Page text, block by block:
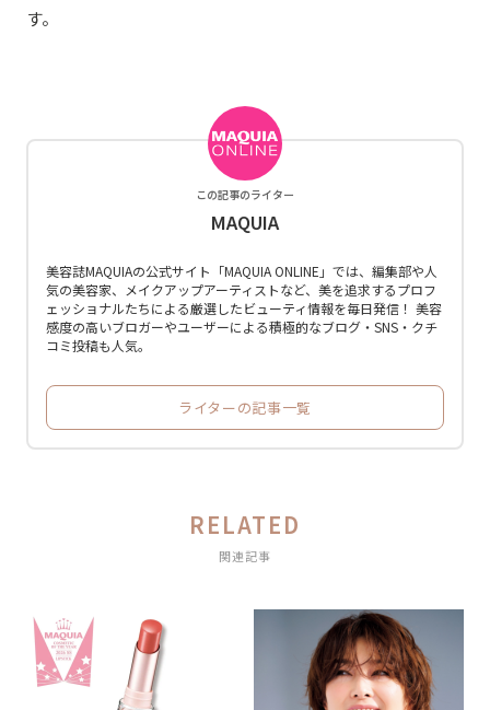
す。
この記事のライター
MAQUIA
美容誌MAQUIAの公式サイト「MAQUIA ONLINE」では、編集部や人
気の美容家、メイクアップアーティストなど、美を追求するプロフ
ェッショナルたちによる厳選したビューティ情報を毎日発信！ 美容
感度の高いブロガーやユーザーによる積極的なブログ・SNS・クチ
コミ投稿も人気。
ライターの記事一覧
RELATED
関連記事